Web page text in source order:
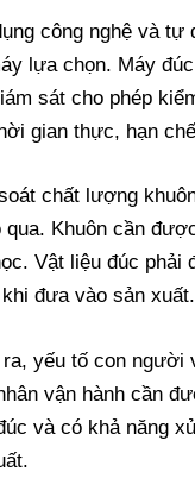
công nghệ và tự
lựa chọn. Máy
sát cho phép
gian thực, hạn
chất lượng
qua. Khuôn cần
Vật liệu đúc phải
đưa vào sản xuất.
ra, yếu tố con
vận hành cần
và có khả năng